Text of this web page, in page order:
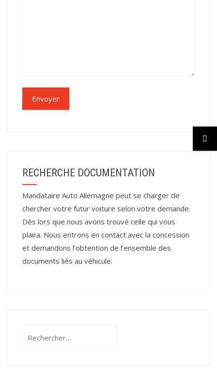
RECHERCHE DOCUMENTATION
Mandataire Auto Allemagne peut se charger de
chercher votre futur voiture selon votre demande.
Dés lors que nous avons trouvé celle qui vous
plaira. Nous entrons en contact avec la concession
et demandons l’obtention de l’ensemble des
documents liés au véhicule.